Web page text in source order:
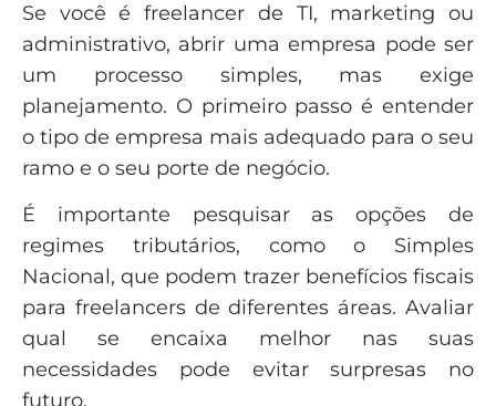
Se você é freelancer de TI, marketing ou
administrativo, abrir uma empresa pode ser
um processo simples, mas exige
planejamento. O primeiro passo é entender
o tipo de empresa mais adequado para o seu
ramo e o seu porte de negócio.
É importante pesquisar as opções de
regimes tributários, como o Simples
Nacional, que podem trazer benefícios fiscais
para freelancers de diferentes áreas. Avaliar
qual se encaixa melhor nas suas
necessidades pode evitar surpresas no
futuro.